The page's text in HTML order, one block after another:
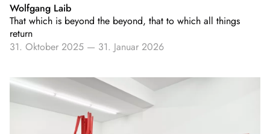
Wolfgang Laib
That which is beyond the beyond, that to which all things
return
31. Oktober 2025 — 31. Januar 2026